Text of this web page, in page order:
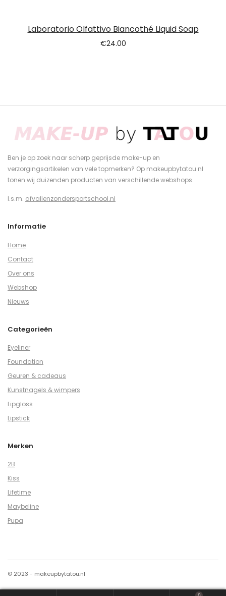
Laboratorio Olfattivo Biancothé Liquid Soap
€24.00
Ben je op zoek naar scherp geprijsde make-up en
verzorgingsartikelen van vele topmerken? Op makeupbytatou.nl
tonen wij duizenden producten van verschillende webshops.
I.s.m. afvallenzondersportschool.nl
Informatie
Home
Contact
Over ons
Webshop
Nieuws
Categorieën
Eyeliner
Foundation
Geuren & cadeaus
Kunstnagels & wimpers
Lipgloss
Lipstick
Merken
2B
Kiss
Lifetime
Maybeline
Pupa
© 2023 - makeupbytatou.nl